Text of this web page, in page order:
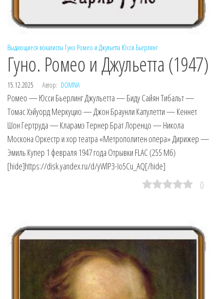
Выдающиеся вокалисты Гуно Ромео и Джульетта Юсси Бьерлинг
Гуно. Ромео и Джульетта (1947)
15.12.2025 Автор: DOMNA
Ромео — Юсси Бьерлинг Джульетта — Биду Сайян Тибальт —
Томас Хэйуорд Меркуцио — Джон Браунли Капулетти — Кеннет
Шон Гертруда — Кларамэ Тернер Брат Лоренцо — Никола
Москона Оркестр и хор театра «Метрополитен опера» Дирижер —
Эмиль Купер 1 февраля 1947 года Отрывки FLAC (255 Мб)
[hide]https://disk.yandex.ru/d/yWlP3-Io5Cu_AQ[/hide]
0